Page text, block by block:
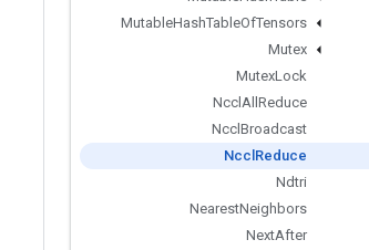
MutableHashTableOfTensors
Mutex
MutexLock
Nccl All Reduce
Nccl Broadcast
Nccl Reduce
Ndtri
NearestNeighbors
NextAfter